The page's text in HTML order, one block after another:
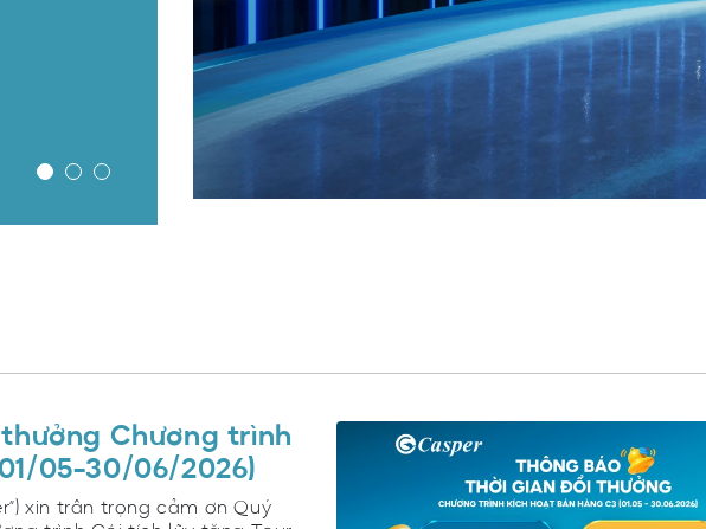
TRÊN TOÀN QUỐC
Xem thêm >
Chương trình
05-30/06/2026)
xin trân trọng cảm ơn Quý